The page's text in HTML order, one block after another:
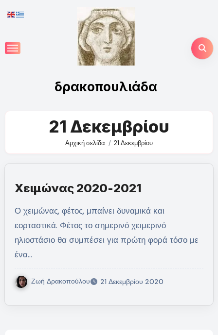
to
δρακοπουλιάδα
21 Δεκεμβρίου
Αρχική σελίδα 21 Δεκεμβρίου
Χειμώνας 2020-2021
Ο χειμώνας, φέτος, μπαίνει δυναμικά και
εορταστικά. Φέτος το σημερινό χειμερινό
ηλιοστάσιο θα συμπέσει για πρώτη φορά τόσο με
ένα…
Ζωή Δρακοπούλου 21 Δεκεμβρίου 2020